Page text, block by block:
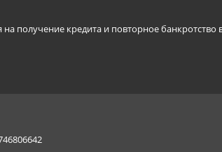
получение кредита и повторное